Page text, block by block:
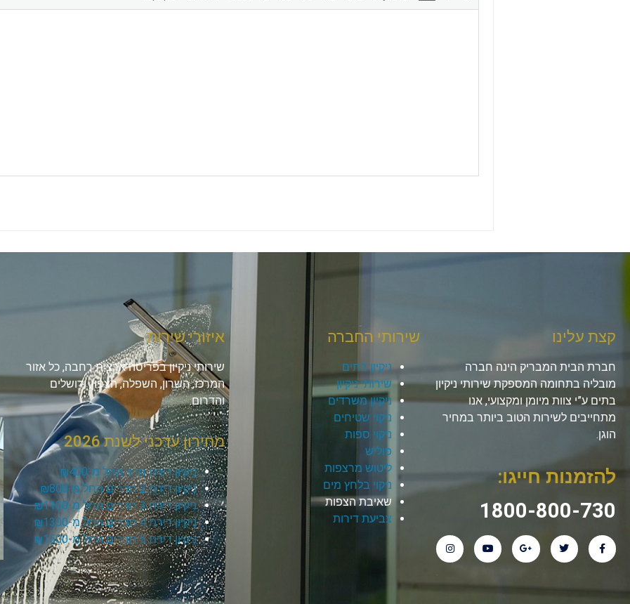
קצת עלינו
חברת הבית המבריק הינה חברה
מובליה בתחומה המספקת שירותי ניקיון
בתים ע”י צוות מיומן ומקצועי, אנו
מתחייבים לשירות הטוב ביותר במחיר
הוגן.
להזמנות חייגו:
1800-800-730
שירותי החברה
ניקיון בתים
שירותי ניקיון
ניקיון משרדים
ניקוי שטיחים
ניקוי ספות
פוליש
ליטוש מרצפות
ניקוי בלחץ מים
שאיבת הצפות
צביעת דירות
איזורי שירות
שירותי ניקיון בפריסה ארצית רחבה, כל אזור
המרכז, השרון, השפלה, הצפון, ירושלים
והדרום.
מחירון עדכני לשנת 2026
ניקיון דירת חדר החל מ-₪400
ניקיון דירת 2 חדרים החל מ-₪800
ניקיון דירת 3 חדרים החל מ-₪1100
ניקיון דירת 4 חדרים החל מ-₪1300
ניקיון דירת 5 חדרים החל מ-₪1500